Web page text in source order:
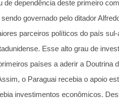
de dependência deste primeiro
governado pelo ditador
parceiros políticos do país
Esse alto grau de
países a aderir a Doutrina
o Paraguai recebia o apoio
investimentos econômicos.